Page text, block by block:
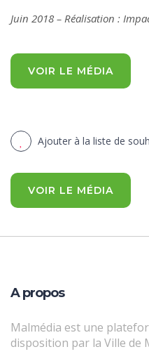
Juin 2018 – Réalisation :
VOIR LE MÉDIA
Ajouter à la liste de
VOIR LE MÉDIA
A propos
Malmédia est une
disposition par la Ville de